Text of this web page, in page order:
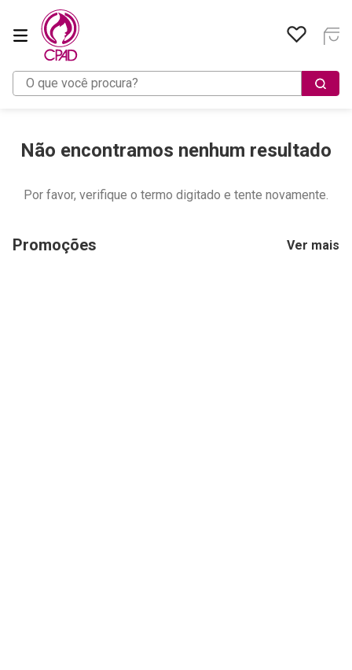
O que você procura?
Não encontramos nenhum resultado
Por favor, verifique o termo digitado e tente novamente.
Promoções Ver mais